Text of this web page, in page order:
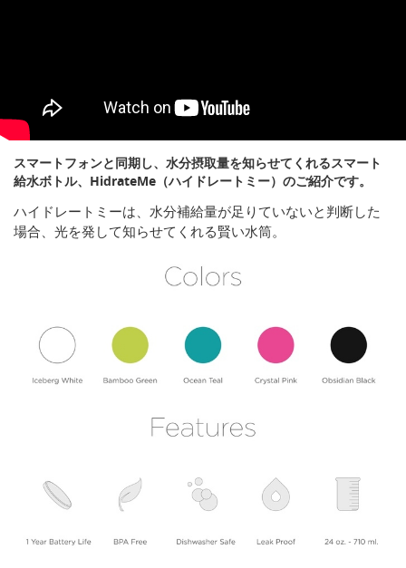
スマートフォンと同期し、水分摂取量を知らせてくれるスマート
給水ボトル、HidrateMe（ハイドレートミー）のご紹介です。
ハイドレートミーは、水分補給量が足りていないと判断した
場合、光を発して知らせてくれる賢い水筒。